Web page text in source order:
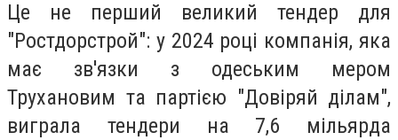
Це не перший великий тендер для
"Ростдорстрой": у 2024 році компанія, яка
має зв'язки з одеським мером
Трухановим та партією "Довіряй ділам",
виграла тендери на 7,6 мільярда